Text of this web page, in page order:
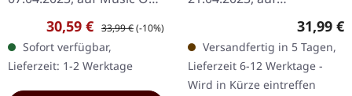
Vinyl. Transparent-gelbes
Vinyl. Ravens drittes
Studioalbum "Stay Hard"
von 1985 markiert…
Verkaufspreis:
30,59 € Regulärer Preis:
33,99 €(-10%)
Sofort verfügbar,
Lieferzeit: 1-2 Werktage
Spinefarm. Weiße Doppel-
LP im Gatefold-Cover.
Black Label Society liefern
mit „Doom Crew Inc…
31,99 €
Versandfertig in 5 Tagen,
Lieferzeit 6-12 Werktage -
Wird in Kürze eintreffen